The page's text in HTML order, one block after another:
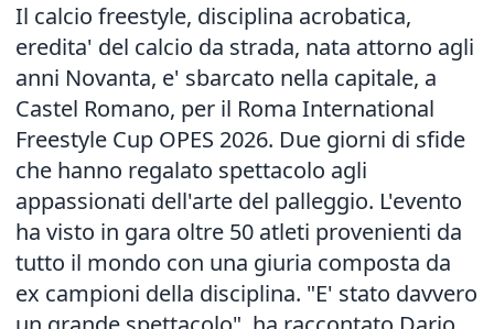
Il calcio freestyle, disciplina acrobatica,
eredita' del calcio da strada, nata attorno agli
anni Novanta, e' sbarcato nella capitale, a
Castel Romano, per il Roma International
Freestyle Cup OPES 2026. Due giorni di sfide
che hanno regalato spettacolo agli
appassionati dell'arte del palleggio. L'evento
ha visto in gara oltre 50 atleti provenienti da
tutto il mondo con una giuria composta da
ex campioni della disciplina. "E' stato davvero